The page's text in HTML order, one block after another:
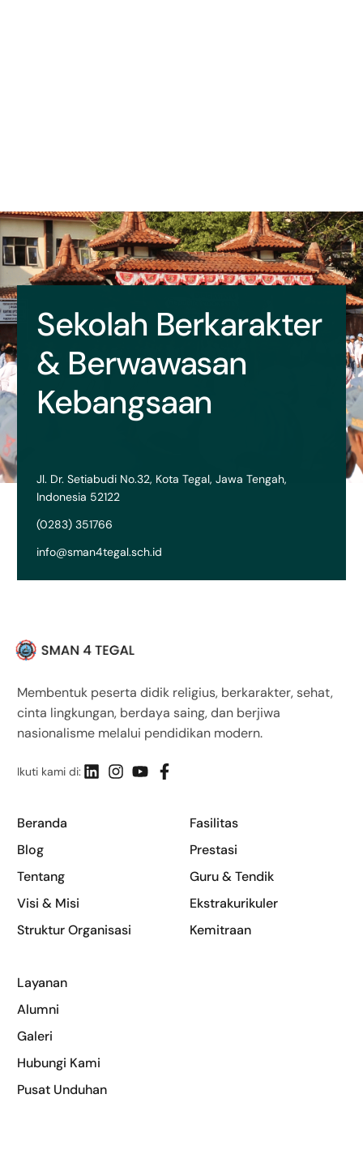
Sekolah Berkarakter
& Berwawasan
Kebangsaan
Jl. Dr. Setiabudi No.32, Kota Tegal, Jawa Tengah,
Indonesia 52122
(0283) 351766
info@sman4tegal.sch.id
Membentuk peserta didik religius, berkarakter, sehat,
cinta lingkungan, berdaya saing, dan berjiwa
nasionalisme melalui pendidikan modern.
Ikuti kami di:
Beranda
Blog
Tentang
Visi & Misi
Struktur Organisasi
Fasilitas
Prestasi
Guru & Tendik
Ekstrakurikuler
Kemitraan
Layanan
Alumni
Galeri
Hubungi Kami
Pusat Unduhan